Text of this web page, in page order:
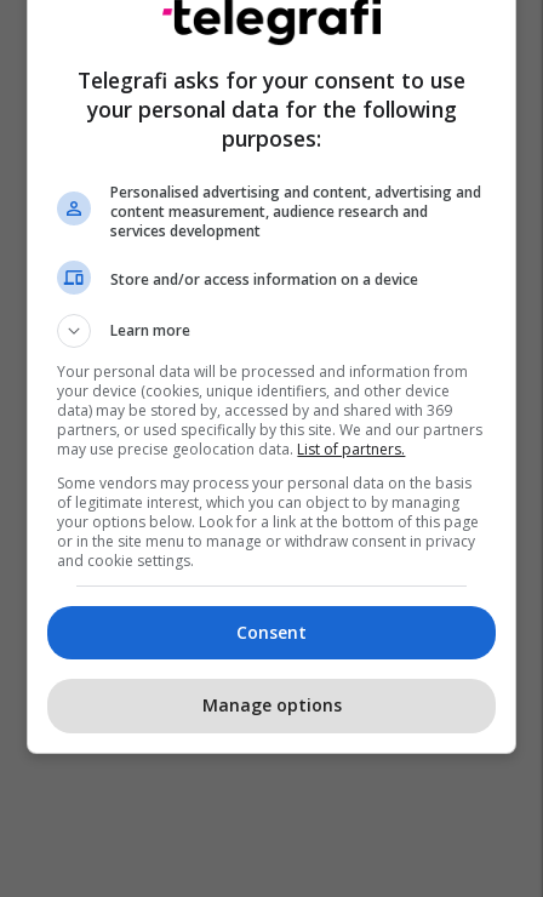
Telegrafi asks for your consent to use
your personal data for the following
purposes:
Personalised advertising and content, advertising and
content measurement, audience research and
services development
Store and/or access information on a device
Learn more
Your personal data will be processed and information from
your device (cookies, unique identifiers, and other device
data) may be stored by, accessed by and shared with 369
partners, or used specifically by this site. We and our partners
may use precise geolocation data. List of partners.
Some vendors may process your personal data on the basis
of legitimate interest, which you can object to by managing
your options below. Look for a link at the bottom of this page
or in the site menu to manage or withdraw consent in privacy
and cookie settings.
Consent
Manage options